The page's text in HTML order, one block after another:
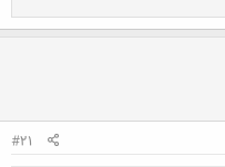
#21